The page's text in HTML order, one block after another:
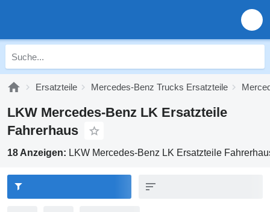
Ersatzteile Mercedes-Benz Trucks Ersatzteile
LKW Mercedes-Benz LK Ersatzteile
Fahrerhaus
18 Anzeigen: LKW Mercedes-Benz LK Ersatzteile